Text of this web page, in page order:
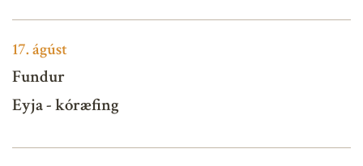
17.ágúst
Fundur
Eyja - kóræfing